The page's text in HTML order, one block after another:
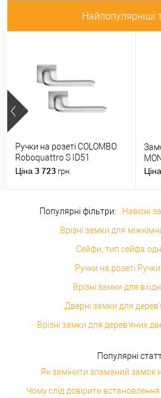
Найпопулярніші
Ручки на розеті COLOMBO
Roboquattro S ID51
(PT19BZG-PT13) матовий
Ціна 3 723 грн.
Ціна
Популярні фільтри:
Навісні
Врізні замки для
Сейфи, тип сейфа
Ручки на розеті
Врізні замки для
Дверні замки для
Врізні замки для дерев'яних
Популярні
Як замінити зламаний замок
Чому слід довірити